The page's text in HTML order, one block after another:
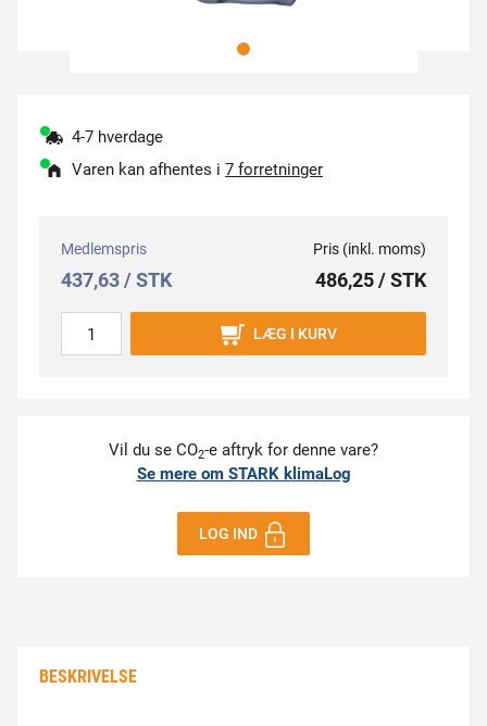
4-7 hverdage
Varen kan afhentes i 7 forretninger
Medlemspris
437,63 / STK
Pris (inkl. moms)
486,25 / STK
LÆG I KURV
Vil du se CO2-e aftryk for denne vare?
Se mere om STARK klimaLog
LOG IND
BESKRIVELSE